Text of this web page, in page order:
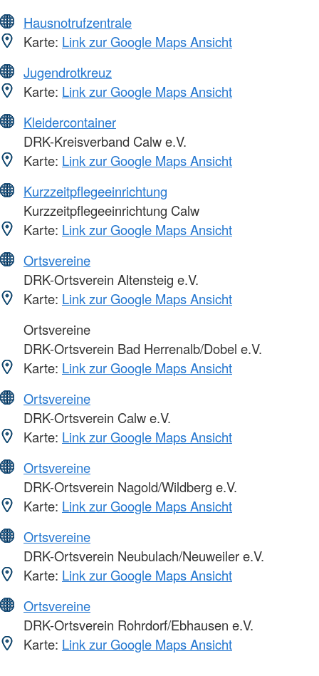
Hausnotrufzentrale
Karte: Link zur Google Maps Ansicht
Jugendrotkreuz
Karte: Link zur Google Maps Ansicht
Kleidercontainer
DRK-Kreisverband Calw e.V.
Karte: Link zur Google Maps Ansicht
Kurzzeitpflegeeinrichtung
Kurzzeitpflegeeinrichtung Calw
Karte: Link zur Google Maps Ansicht
Ortsvereine
DRK-Ortsverein Altensteig e.V.
Karte: Link zur Google Maps Ansicht
Ortsvereine
DRK-Ortsverein Bad Herrenalb/Dobel e.V.
Karte: Link zur Google Maps Ansicht
Ortsvereine
DRK-Ortsverein Calw e.V.
Karte: Link zur Google Maps Ansicht
Ortsvereine
DRK-Ortsverein Nagold/Wildberg e.V.
Karte: Link zur Google Maps Ansicht
Ortsvereine
DRK-Ortsverein Neubulach/Neuweiler e.V.
Karte: Link zur Google Maps Ansicht
Ortsvereine
DRK-Ortsverein Rohrdorf/Ebhausen e.V.
Karte: Link zur Google Maps Ansicht